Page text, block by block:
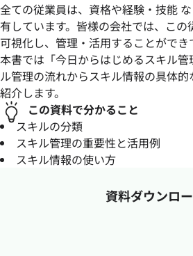
全ての従業員は、資格や経験・技能
有しています。皆様の会社では、この
可視化し、管理・活用することができ
本書では「今日からはじめるスキル
ル管理の流れからスキル情報の具体
紹介します。
この資料で分かること
スキルの分類
スキル管理の重要性と活用例
スキル情報の使い方
資料ダウンロ